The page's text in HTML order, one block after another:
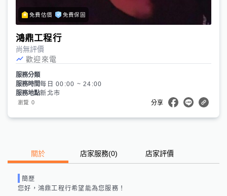
免費估價 免費保固
鴻鼎工程行
尚無評價
歡迎來電
服務分類
服務時間每日 00:00 ~ 24:00
服務地點新北市
瀏覽 0 分享
關於 店家服務(0) 店家評價
簡歷
您好， 鴻鼎工程行希望能為您服務！